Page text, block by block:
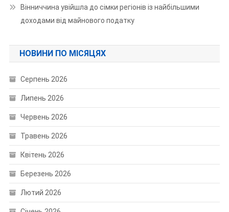
Вінниччина увійшла до сімки регіонів із найбільшими
доходами від майнового податку
НОВИНИ ПО МІСЯЦЯХ
Серпень 2026
Липень 2026
Червень 2026
Травень 2026
Квітень 2026
Березень 2026
Лютий 2026